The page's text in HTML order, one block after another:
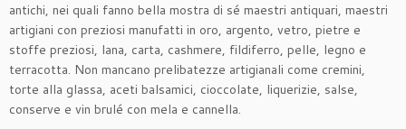
antichi, nei quali fanno bella mostra di sé maestri antiquari, maestri
artigiani con preziosi manufatti in oro, argento, vetro, pietre e
stoffe preziosi, lana, carta, cashmere, fildiferro, pelle, legno e
terracotta. Non mancano prelibatezze artigianali come cremini,
torte alla glassa, aceti balsamici, cioccolate, liquerizie, salse,
conserve e vin brulé con mela e cannella.